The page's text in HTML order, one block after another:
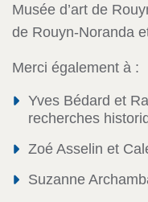
Musée d’art de
de Rouyn-Noranda
Merci également à :
Yves Bédard et
recherches
Zoé Asselin et
Suzanne